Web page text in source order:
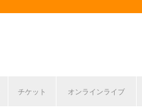
チケット オンラインライブ